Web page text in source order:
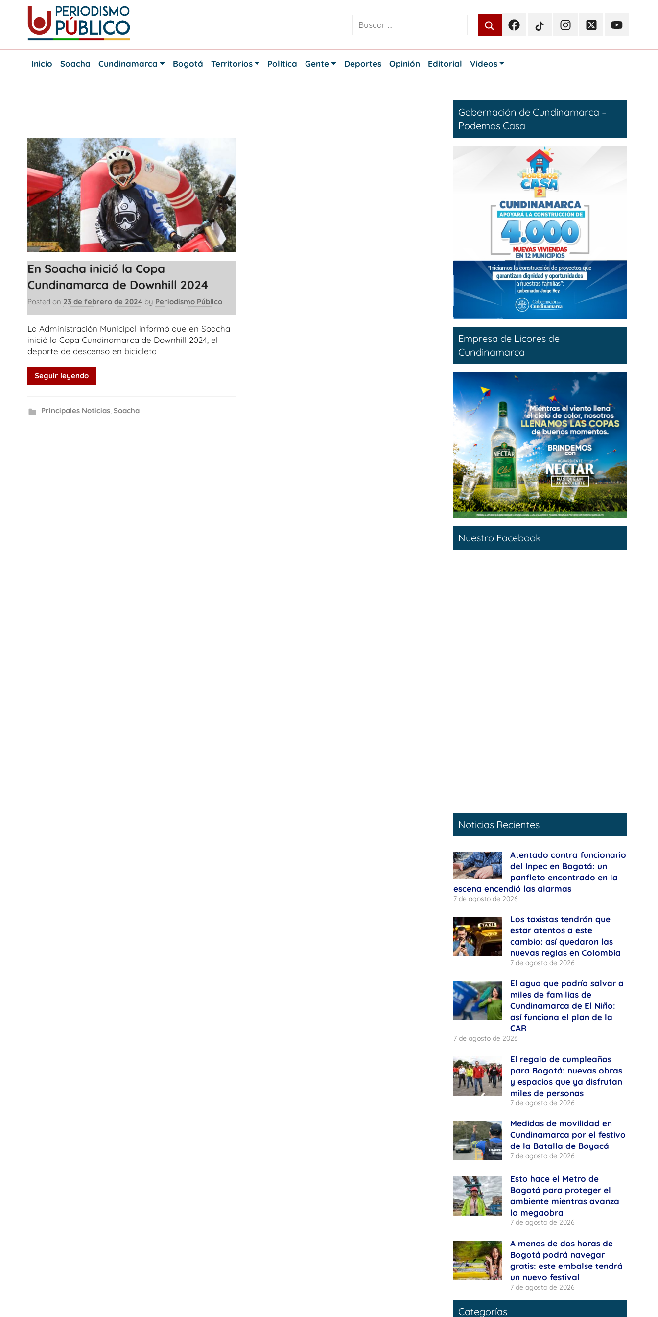
content
Periodismo
Noticias
FacebookTikTokInstagramTwitterYoutube
Inicio
Soacha Cundinamarca Bogotá Territorios Política Gente Deportes Opinión Editorial Videos
En Soacha inició la Copa
Cundinamarca de Downhill 2024
Posted on 23 de febrero de 2024 by Periodismo Público
La Administración Municipal informó que en Soacha
inició la Copa Cundinamarca de Downhill 2024, el
deporte de descenso en bicicleta
Seguir leyendo
Principales Noticias, Soacha
Gobernación de Cundinamarca –
Podemos Casa
Empresa de Licores de
Cundinamarca
Nuestro Facebook
Noticias Recientes
Atentado contra funcionario
del Inpec en Bogotá: un
panfleto encontrado en la
escena encendió las alarmas
7 de agosto de 2026
Los taxistas tendrán que
estar atentos a este
cambio: así quedaron las
nuevas reglas en Colombia
7 de agosto de 2026
El agua que podría salvar a
miles de familias de
Cundinamarca de El Niño:
así funciona el plan de la
CAR
7 de agosto de 2026
El regalo de cumpleaños
para Bogotá: nuevas obras
y espacios que ya disfrutan
miles de personas
7 de agosto de 2026
Medidas de movilidad en
Cundinamarca por el festivo
de la Batalla de Boyacá
7 de agosto de 2026
Esto hace el Metro de
Bogotá para proteger el
ambiente mientras avanza
la megaobra
7 de agosto de 2026
A menos de dos horas de
Bogotá podrá navegar
gratis: este embalse tendrá
un nuevo festival
7 de agosto de 2026
Categorías